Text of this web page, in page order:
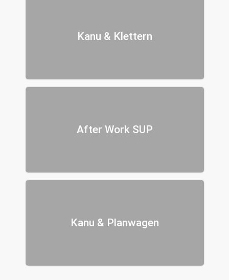
Kanu & Klettern
After Work SUP
Kanu & Planwagen